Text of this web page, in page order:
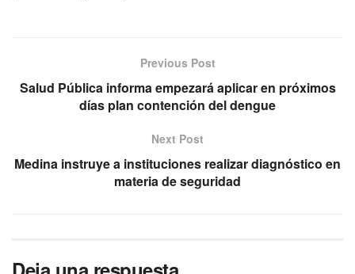
Previous Post
Salud Pública informa empezará aplicar en próximos
días plan contención del dengue
Next Post
Medina instruye a instituciones realizar diagnóstico en
materia de seguridad